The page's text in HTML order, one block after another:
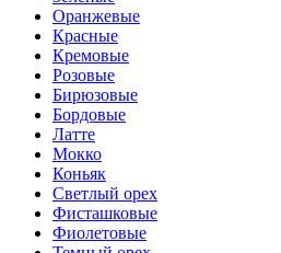
Оранжевые
Красные
Кремовые
Розовые
Бирюзовые
Бордовые
Латте
Мокко
Коньяк
Светлый орех
Фисташковые
Фиолетовые